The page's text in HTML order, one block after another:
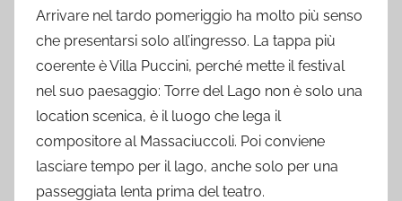
Arrivare nel tardo pomeriggio ha molto più senso
che presentarsi solo all’ingresso. La tappa più
coerente è Villa Puccini, perché mette il festival
nel suo paesaggio: Torre del Lago non è solo una
location scenica, è il luogo che lega il
compositore al Massaciuccoli. Poi conviene
lasciare tempo per il lago, anche solo per una
passeggiata lenta prima del teatro.